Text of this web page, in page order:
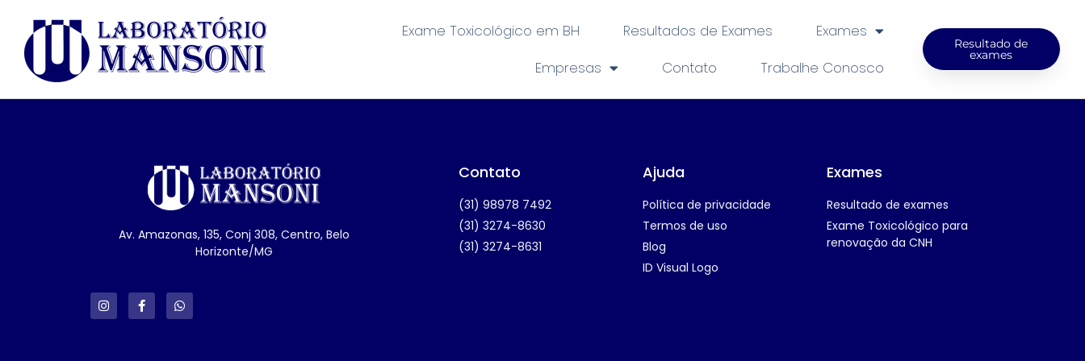
Exame Toxicológico em BH Resultados de Exames
Exames
Empresas
Contato Trabalhe Conosco
Resultado de
exames
Av. Amazonas, 135, Conj 308, Centro, Belo
Horizonte/MG
Contato
(31) 98978 7492
(31) 3274-8630
(31) 3274-8631
Ajuda
Política de privacidade
Termos de uso
Blog
ID Visual Logo
Exames
Resultado de exames
Exame Toxicológico para
renovação da CNH